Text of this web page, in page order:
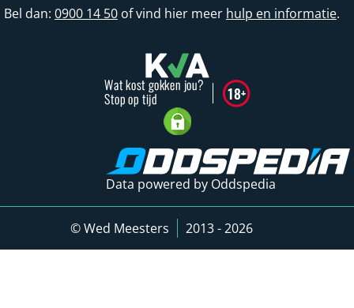
Bel dan: 0900 14 50 of vind hier meer hulp en informatie.
Data powered by Oddspedia
© Wed Meesters 2013 - 2026